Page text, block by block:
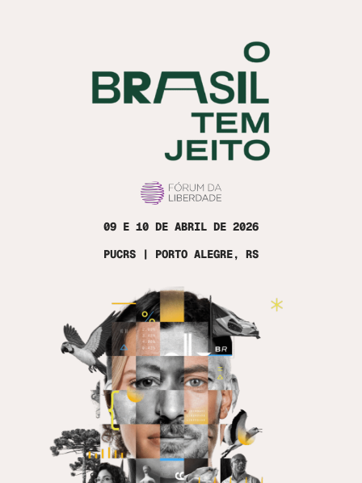
09 E 10 DE ABRIL DE 2026
PUCRS | PORTO ALEGRE, RS